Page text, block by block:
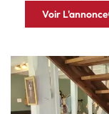
Voir L'annonce